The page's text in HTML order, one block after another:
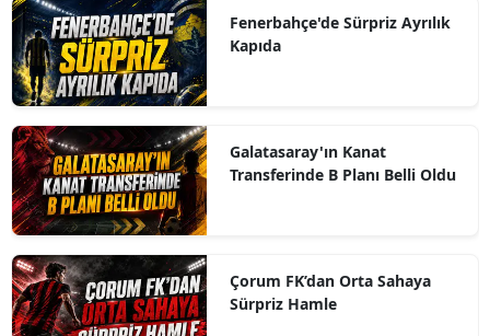
Fenerbahçe'de Sürpriz Ayrılık
Kapıda
Galatasaray'ın Kanat
Transferinde B Planı Belli Oldu
Çorum FK’dan Orta Sahaya
Sürpriz Hamle